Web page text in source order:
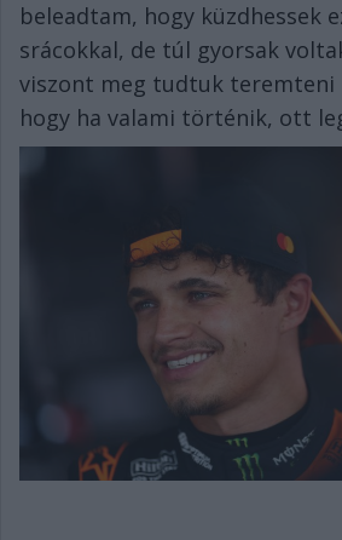
beleadtam, hogy küzdhessek
srácokkal, de túl gyorsak
viszont meg tudtuk teremteni
hogy ha valami történik, ott